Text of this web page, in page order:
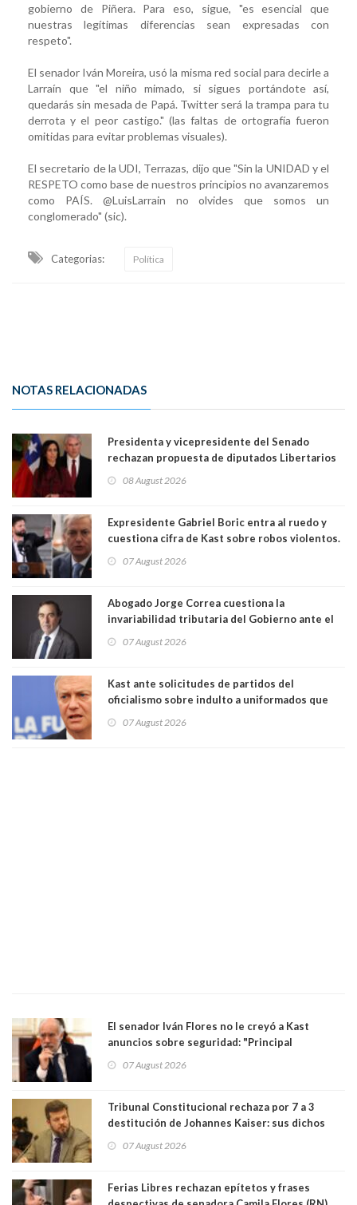
gobierno de Piñera. Para eso, sigue, "es esencial que
nuestras legítimas diferencias sean expresadas con
respeto".
El senador Iván Moreira, usó la misma red social para decirle a
Larraín que "el niño mimado, si sigues portándote así,
quedarás sin mesada de Papá. Twitter será la trampa para tu
derrota y el peor castigo." (las faltas de ortografía fueron
omitidas para evitar problemas visuales).
El secretario de la UDI, Terrazas, dijo que "Sin la UNIDAD y el
RESPETO como base de nuestros principios no avanzaremos
como PAÍS. @LuisLarrain no olvides que somos un
conglomerado" (sic).
Categorias: Política
NOTAS RELACIONADAS
Presidenta y vicepresidente del Senado
rechazan propuesta de diputados Libertarios
"Constituye un camino equivocado"
08 August 2026
Expresidente Gabriel Boric entra al ruedo y
cuestiona cifra de Kast sobre robos violentos.
07 August 2026
Abogado Jorge Correa cuestiona la
invariabilidad tributaria del Gobierno ante el
democracia” y "defendemos la alternancia en el
07 August 2026
Kast ante solicitudes de partidos del
oficialismo sobre indulto a uniformados que
07 August 2026
El senador Iván Flores no le creyó a Kast
anuncios sobre seguridad: "Principal
perseguir ruta del dinero y levantar secreto
07 August 2026
Tribunal Constitucional rechaza por 7 a 3
destitución de Johannes Kaiser: sus dichos
justicia constitucional porque no es diputado
07 August 2026
Ferias Libres rechazan epítetos y frases